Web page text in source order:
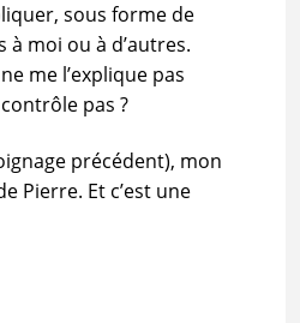
sous forme de
moi ou à d’autres.
me l’explique pas
pas ?
précédent), mon
Pierre. Et c’est une